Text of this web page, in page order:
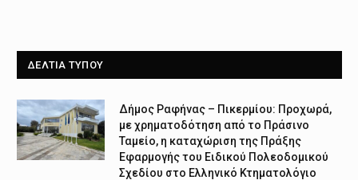
ΔΕΛΤΙΑ ΤΥΠΟΥ
Δήμος Ραφήνας – Πικερμίου: Προχωρά,
με χρηματοδότηση από το Πράσινο
Ταμείο, η καταχώριση της Πράξης
Εφαρμογής του Ειδικού Πολεοδομικού
Σχεδίου στο Ελληνικό Κτηματολόγιο